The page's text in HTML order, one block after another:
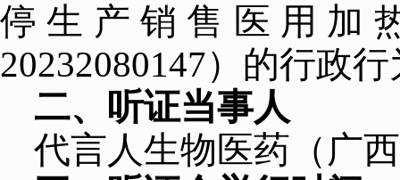
停生产销售医用加
20232080147）的行政行
二、听证当事人
代言人生物医药（广